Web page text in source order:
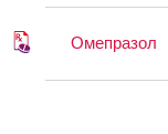
Омепразол